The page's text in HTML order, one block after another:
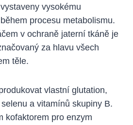
vysokému
procesu metabolismu.
v ochraně jaterní tkáně je
za hlavu všech
těle.
vlastní glutation,
a vitamínů skupiny B.
kofaktorem pro enzym